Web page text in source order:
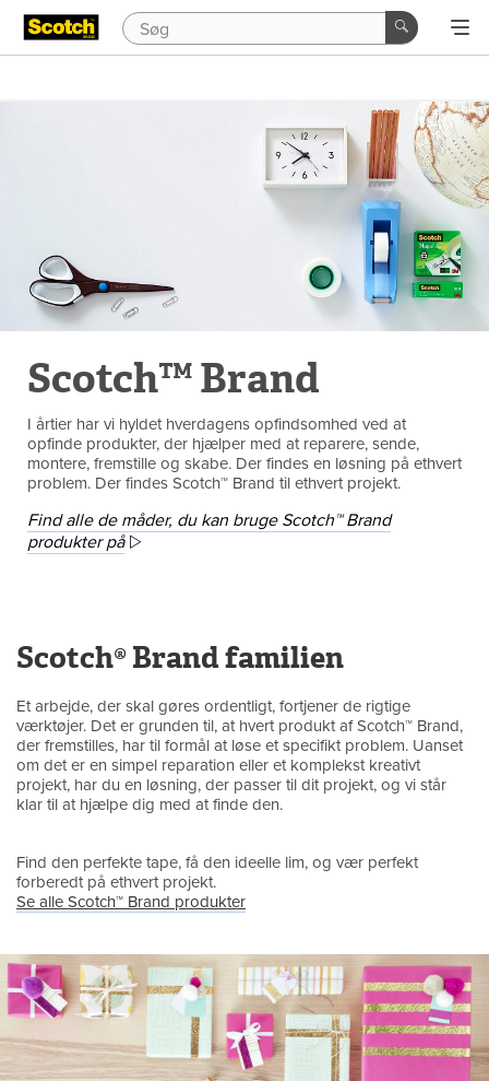
Scotch™ Brand
I årtier har vi hyldet hverdagens opfindsomhed ved at
opfinde produkter, der hjælper med at reparere, sende,
montere, fremstille og skabe. Der findes en løsning på ethvert
problem. Der findes Scotch™ Brand til ethvert projekt.
Find alle de måder, du kan bruge Scotch™ Brand
produkter på
Scotch® Brand familien
Et arbejde, der skal gøres ordentligt, fortjener de rigtige
værktøjer. Det er grunden til, at hvert produkt af Scotch™ Brand,
der fremstilles, har til formål at løse et specifikt problem. Uanset
om det er en simpel reparation eller et komplekst kreativt
projekt, har du en løsning, der passer til dit projekt, og vi står
klar til at hjælpe dig med at finde den.
Find den perfekte tape, få den ideelle lim, og vær perfekt
forberedt på ethvert projekt.
Se alle Scotch™ Brand produkter